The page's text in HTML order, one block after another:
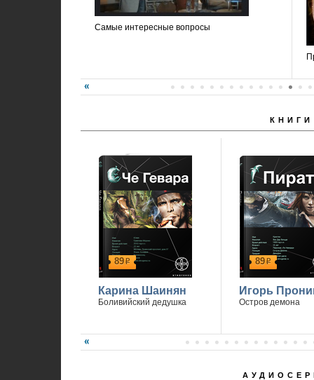
Самые интересные вопросы
КНИГИ
89р
Карина Шаинян
Боливийский дедушка
89р
Игорь
Остров демона